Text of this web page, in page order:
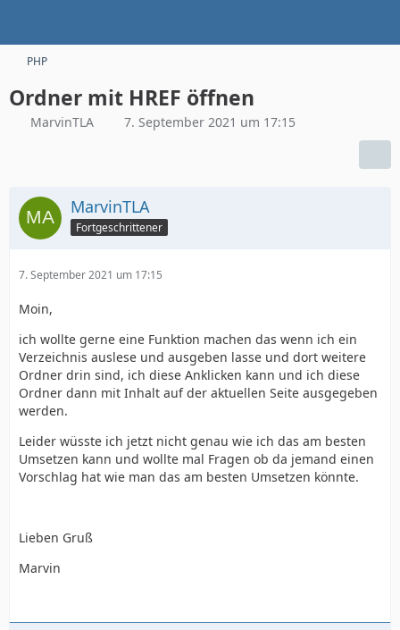
PHP
Ordner mit HREF öffnen
MarvinTLA 7. September 2021 um 17:15
MarvinTLA
Fortgeschrittener
7. September 2021 um 17:15
Moin,
ich wollte gerne eine Funktion machen das wenn ich ein
Verzeichnis auslese und ausgeben lasse und dort weitere
Ordner drin sind, ich diese Anklicken kann und ich diese
Ordner dann mit Inhalt auf der aktuellen Seite ausgegeben
werden.
Leider wüsste ich jetzt nicht genau wie ich das am besten
Umsetzen kann und wollte mal Fragen ob da jemand einen
Vorschlag hat wie man das am besten Umsetzen könnte.
Lieben Gruß
Marvin